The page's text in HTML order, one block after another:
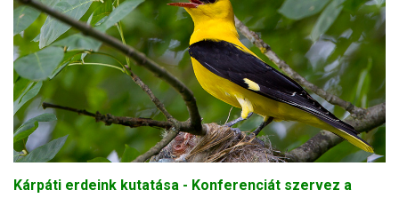
Kárpáti erdeink kutatása - Konferenciát szervez a